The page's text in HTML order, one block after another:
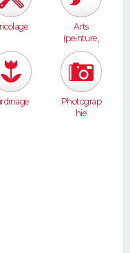
Arts
(peinture,
sculpture...
)
Photograp
hie